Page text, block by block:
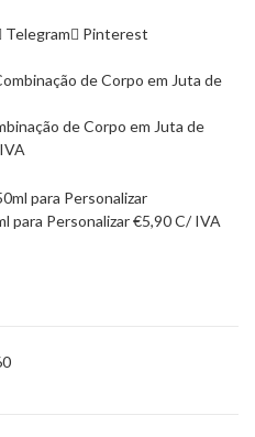
Telegram
Pinterest
de Corpo em Juta de
para Personalizar€5,90C/ IVA